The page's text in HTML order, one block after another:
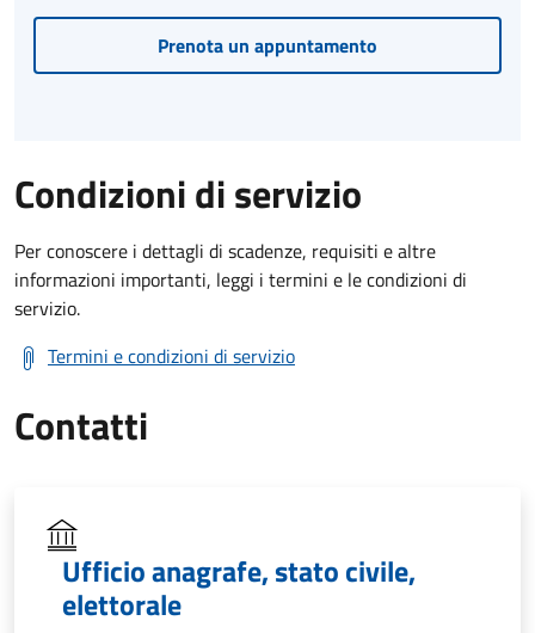
Prenota un appuntamento
Condizioni di servizio
Per conoscere i dettagli di scadenze, requisiti e altre
informazioni importanti, leggi i termini e le condizioni di
servizio.
Termini e condizioni di servizio
Contatti
Ufficio anagrafe, stato civile,
elettorale